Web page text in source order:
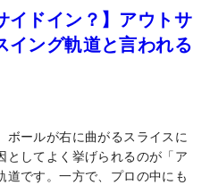
イドイン？】アウトサ
イング軌道と言われる
ボールが右に曲がるスライスに
としてよく挙げられるのが「ア
道です。一方で、プロの中にも